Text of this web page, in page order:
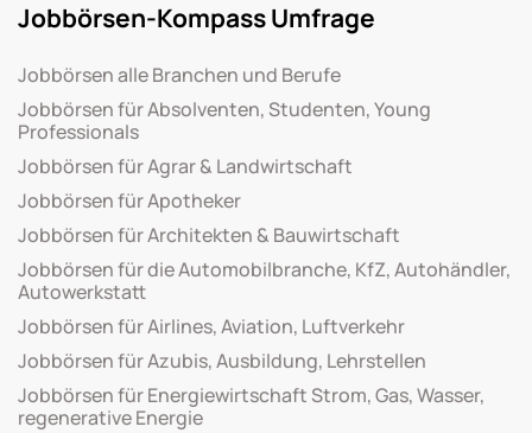
Jobbörsen-Kompass Umfrage
Jobbörsen alle Branchen und Berufe
Jobbörsen für Absolventen, Studenten, Young
Professionals
Jobbörsen für Agrar & Landwirtschaft
Jobbörsen für Apotheker
Jobbörsen für Architekten & Bauwirtschaft
Jobbörsen für die Automobilbranche, KfZ, Autohändler,
Autowerkstatt
Jobbörsen für Airlines, Aviation, Luftverkehr
Jobbörsen für Azubis, Ausbildung, Lehrstellen
Jobbörsen für Energiewirtschaft Strom, Gas, Wasser,
regenerative Energie